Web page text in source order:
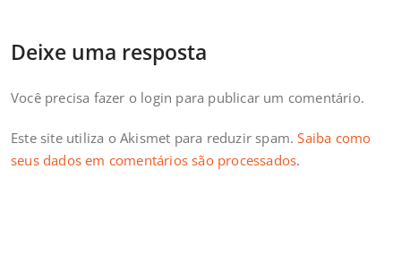
Deixe uma resposta
Você precisa fazer o login para publicar um comentário.
Este site utiliza o Akismet para reduzir spam.Saiba como
seus dados em comentários são processados.